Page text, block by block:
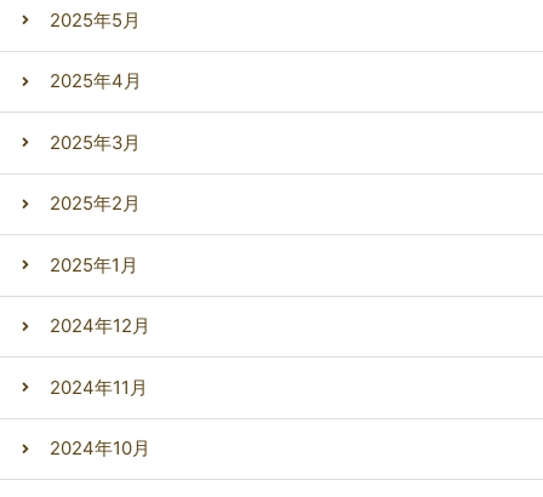
2025年5月
2025年4月
2025年3月
2025年2月
2025年1月
2024年12月
2024年11月
2024年10月